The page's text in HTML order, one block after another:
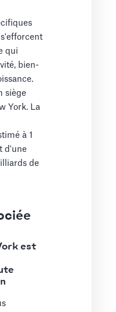
qui
bien-
siège
York. La
à 1
d'une
de
est